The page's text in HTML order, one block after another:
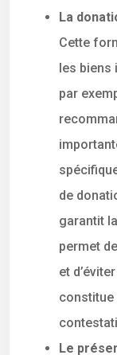
La
Cette
les biens
par
de
garantit
permet
et
constitue
Le